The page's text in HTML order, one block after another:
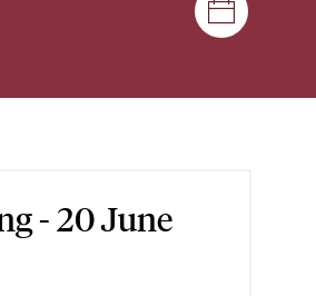
Sessions
- 20 June